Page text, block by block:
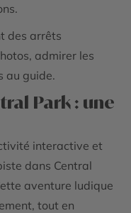
des arrêts
admirer les
au guide.
Park : une
interactive et
dans Central
aventure ludique
tout en